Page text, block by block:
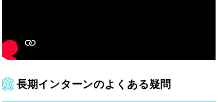
長期インターンのよくある疑問